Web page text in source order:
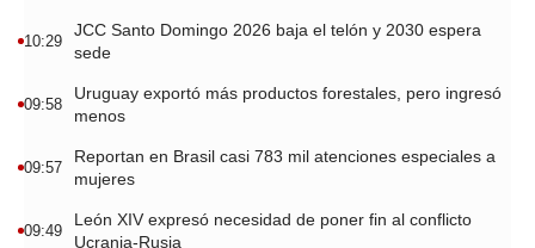
10:29
JCC Santo Domingo 2026 baja el telón y 2030 espera
sede
09:58
Uruguay exportó más productos forestales, pero ingresó
menos
09:57
Reportan en Brasil casi 783 mil atenciones especiales a
mujeres
09:49
León XIV expresó necesidad de poner fin al conflicto
Ucrania-Rusia